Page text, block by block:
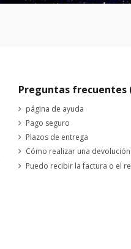
Preguntas frecuentes
página de ayuda
Pago seguro
Plazos de entrega
Cómo realizar una devolución
Puedo recibir la factura o el